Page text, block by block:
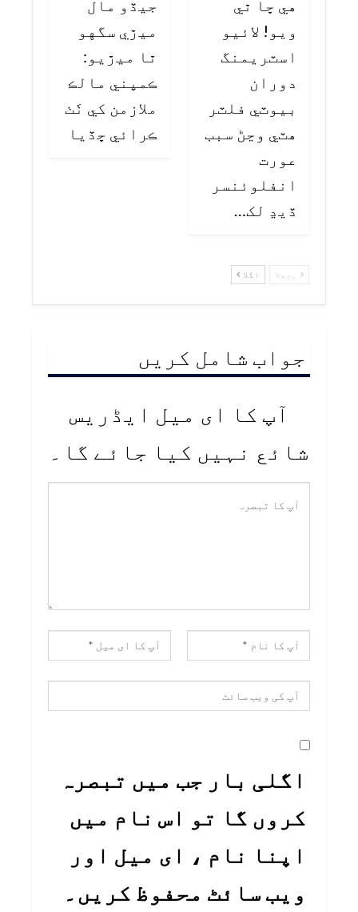
هي ڇا ٿي
ويو! لائيو
اسٽريمنگ
دوران
بيوٽي فلٽر
هٽي وڃڻ سبب
عورت
انفلوئنسر
ڏيڍ لک…
جيڏو مال
ميڙي سگهو
ٿا ميڙيو:
ڪمپني مالڪ
ملازمن کي ٺَٺ
ڪرائي ڇڏيا
پچھلا اگلا
جواب شامل کریں
آپ کا ای میل ایڈریس
شائع نہیں کیا جائے گا۔
اگلی بار جب میں تبصرہ
کروں گا تو اس نام میں
اپنا نام ، ای میل اور
ویب سائٹ محفوظ کریں۔